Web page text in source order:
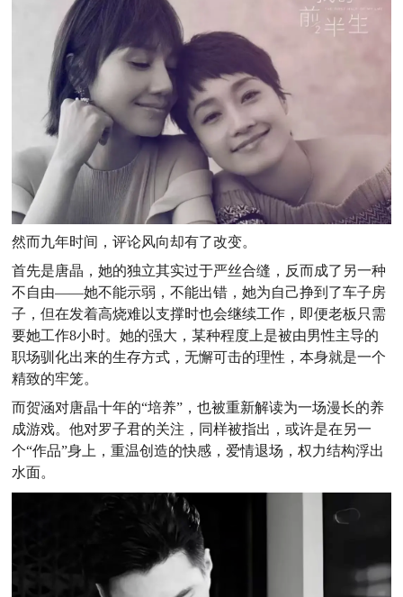
然而九年时间，评论风向却有了改变。
首先是唐晶，她的独立其实过于严丝合缝，反而成了另一种
不自由——她不能示弱，不能出错，她为自己挣到了车子房
子，但在发着高烧难以支撑时也会继续工作，即便老板只需
要她工作8小时。她的强大，某种程度上是被由男性主导的
职场驯化出来的生存方式，无懈可击的理性，本身就是一个
精致的牢笼。
而贺涵对唐晶十年的“培养”，也被重新解读为一场漫长的养
成游戏。他对罗子君的关注，同样被指出，或许是在另一
个“作品”身上，重温创造的快感，爱情退场，权力结构浮出
水面。